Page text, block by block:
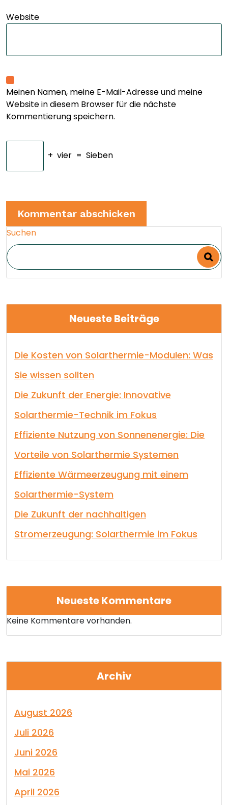
Website
Meinen Namen, meine E-Mail-Adresse und meine
Website in diesem Browser für die nächste
Kommentierung speichern.
+ vier = Sieben
Suchen
Neueste Beiträge
Die Kosten von Solarthermie-Modulen: Was
Sie wissen sollten
Die Zukunft der Energie: Innovative
Solarthermie-Technik im Fokus
Effiziente Nutzung von Sonnenenergie: Die
Vorteile von Solarthermie Systemen
Effiziente Wärmeerzeugung mit einem
Solarthermie-System
Die Zukunft der nachhaltigen
Stromerzeugung: Solarthermie im Fokus
Neueste Kommentare
Keine Kommentare vorhanden.
Archiv
August 2026
Juli 2026
Juni 2026
Mai 2026
April 2026